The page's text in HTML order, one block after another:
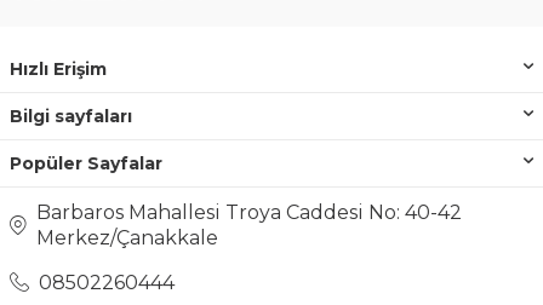
Hızlı Erişim
Bilgi sayfaları
Popüler Sayfalar
Barbaros Mahallesi Troya Caddesi No: 40-42
Merkez/Çanakkale
08502260444